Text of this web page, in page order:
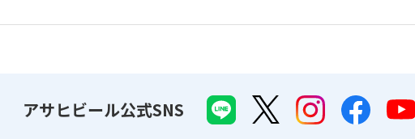
アサヒビール公式SNS